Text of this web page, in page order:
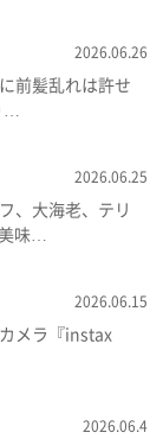
2026.06.26
前髪乱れは許せ
…
2026.06.25
、大海老、テリ
味…
2026.06.15
メラ『instax
2026.06.4